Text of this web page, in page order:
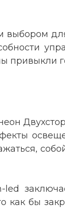
выбором
как бы